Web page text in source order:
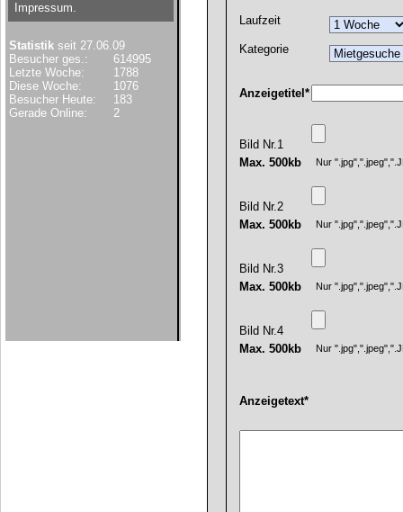
Impressum.
Statistik seit 27.06.09
Besucher ges.:
614995
Letzte Woche:
1788
Diese Woche:
1076
Besucher Heute:
183
Gerade Online:
2
Laufzeit
Kategorie
Anzeigetitel*
Bild Nr.1
Max. 500kb
Nur
Bild Nr.2
Max. 500kb
Nur
Bild Nr.3
Max. 500kb
Nur
Bild Nr.4
Max. 500kb
Nur
Anzeigetext*